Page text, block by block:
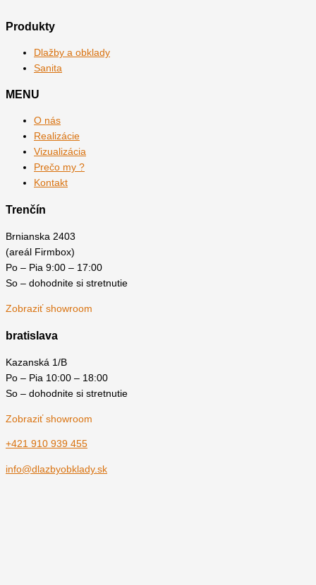
Produkty
Dlažby a obklady
Sanita
MENU
O nás
Realizácie
Vizualizácia
Prečo my ?
Kontakt
Trenčín
Brnianska 2403
(areál Firmbox)
Po – Pia 9:00 – 17:00
So – dohodnite si stretnutie
Zobraziť showroom
bratislava
Kazanská 1/B
Po – Pia 10:00 – 18:00
So – dohodnite si stretnutie
Zobraziť showroom
+421 910 939 455
info@dlazbyobklady.sk